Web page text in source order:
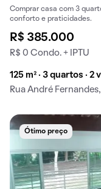
Comprar casa com 3
conforto e praticidades.
R$ 385.000
R$ 0 Condo. + IPTU
125 m² · 3 quartos · 2
Rua André
Ótimo preço